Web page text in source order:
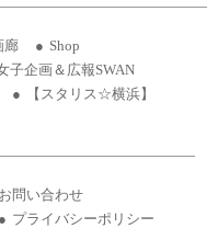
廊
Shop
子企画＆広報SWAN
【スタリス☆横浜】
お問い合わせ
プライバシーポリシー